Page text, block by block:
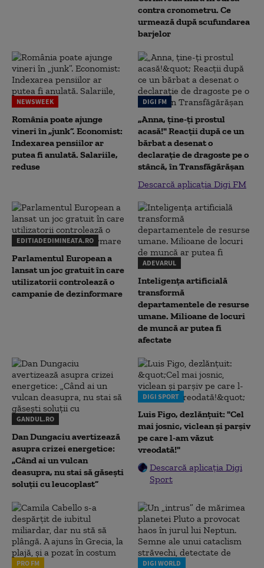
contra cronometru. Ce
urmează după scufundarea
barjelor
NEWSWEEK
România poate ajunge
vineri în „junk”. Economist:
Indexarea pensiilor ar
putea fi anulată. Salariile,
reduse
DIGI FM
„Anna, ţine-ţi prostul
acasă!" Reacţii după ce un
bărbat a desenat o
declaraţie de dragoste pe o
stâncă, în Transfăgărăşan
Descarcă aplicația Digi FM
EDITIADEDIMINEATA.RO
Parlamentul European a
lansat un joc gratuit în care
utilizatorii controlează o
campanie de dezinformare
ADEVARUL
Inteligența artificială
transformă
departamentele de resurse
umane. Milioane de locuri
de muncă ar putea fi
afectate
GANDUL.RO
Dan Dungaciu avertizează
asupra crizei energetice:
„Când ai un vulcan
deasupra, nu stai să găsești
soluții cu leucoplast”
DIGI SPORT
Luis Figo, dezlănțuit: "Cel
mai josnic, viclean și parșiv
pe care l-am văzut
vreodată!"
Descarcă aplicația Digi
Sport
PRO FM DIGI WORLD